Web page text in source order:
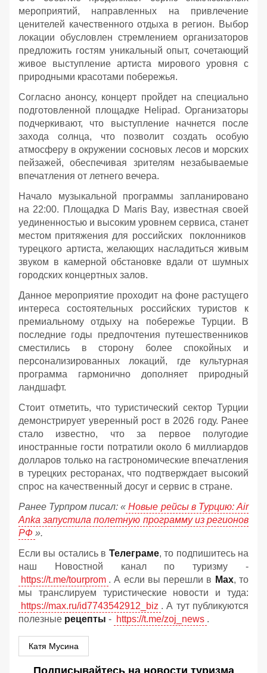
мероприятий, направленных на привлечение
ценителей качественного отдыха в регион. Выбор
локации обусловлен стремлением организаторов
предложить гостям уникальный опыт, сочетающий
живое выступление артиста мирового уровня с
природными красотами побережья.
Согласно анонсу, концерт пройдет на специально
подготовленной площадке Helipad. Организаторы
подчеркивают, что выступление начнется после
захода солнца, что позволит создать особую
атмосферу в окружении сосновых лесов и морских
пейзажей, обеспечивая зрителям незабываемые
впечатления от летнего вечера.
Начало музыкальной программы запланировано
на 22:00. Площадка D Maris Bay, известная своей
уединенностью и высоким уровнем сервиса, станет
местом притяжения для российских поклонников
турецкого артиста, желающих насладиться живым
звуком в камерной обстановке вдали от шумных
городских концертных залов.
Данное мероприятие проходит на фоне растущего
интереса состоятельных российских туристов к
премиальному отдыху на побережье Турции. В
последние годы предпочтения путешественников
сместились в сторону более спокойных и
персонализированных локаций, где культурная
программа гармонично дополняет природный
ландшафт.
Стоит отметить, что туристический сектор Турции
демонстрирует уверенный рост в 2026 году. Ранее
стало известно, что за первое полугодие
иностранные гости потратили около 6 миллиардов
долларов только на гастрономические впечатления
в турецких ресторанах, что подтверждает высокий
спрос на качественный досуг и сервис в стране.
Ранее Турпром писал: « Новые рейсы в Турцию: Air
Anka запустила полетную программу из регионов
РФ ».
Если вы остались в Телеграме, то подпишитесь на
наш Новостной канал по туризму -
https://t.me/tourprom . А если вы перешли в Мах, то
мы транслируем туристические новости и туда:
https://max.ru/id7743542912_biz . А тут публикуются
полезные рецепты - https://t.me/zoj_news .
Катя Мусина